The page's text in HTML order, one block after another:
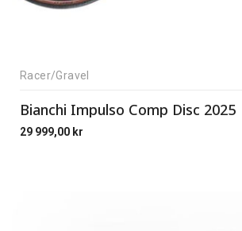
Racer/Gravel
Bianchi Impulso Comp Disc 2025
29 999,00 kr